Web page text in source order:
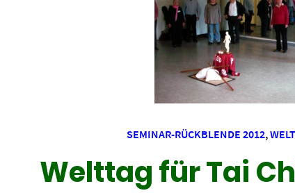
SEMINAR-RÜCKBLENDE 2012,
Welttag für Tai